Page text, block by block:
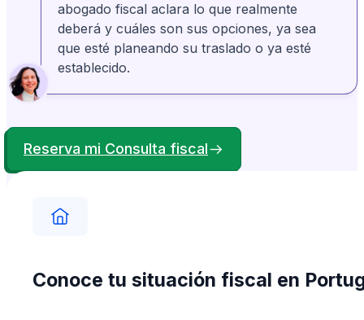
BB Bonney Brown Verificado
Desde Estados Unidos
Mi experiencia con AnchorLess fue, sin duda,
muy positiva. Estuvieron ahí para ayudarme
cuando no conseguía resolver las cosas por
mí mismo. Aprecié su profesionalismo y
amabilidad.
abogado fiscal aclara lo que realmente
deberá y cuáles son sus opciones, ya sea
que esté planeando su traslado o ya esté
establecido.
Reserva mi Consulta fiscal
Conoce tu situación fiscal en